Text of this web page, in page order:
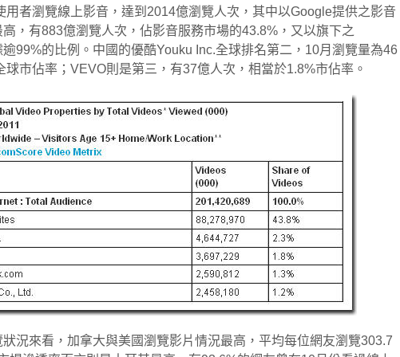
用者瀏覽線上影音，達到2014億瀏覽人次，其中以Google提供之影音
，有883億瀏覽人次，佔影音服務市場的43.8%，又以旗下之
99%的比例。中國的優酷Youku Inc.全球排名第二，10月瀏覽量為46
球市佔率；VEVO則是第三，有37億人次，相當於1.8%市佔率。
況來看，加拿大與美國瀏覽影片情況最高，平均每位網友瀏覽303.7